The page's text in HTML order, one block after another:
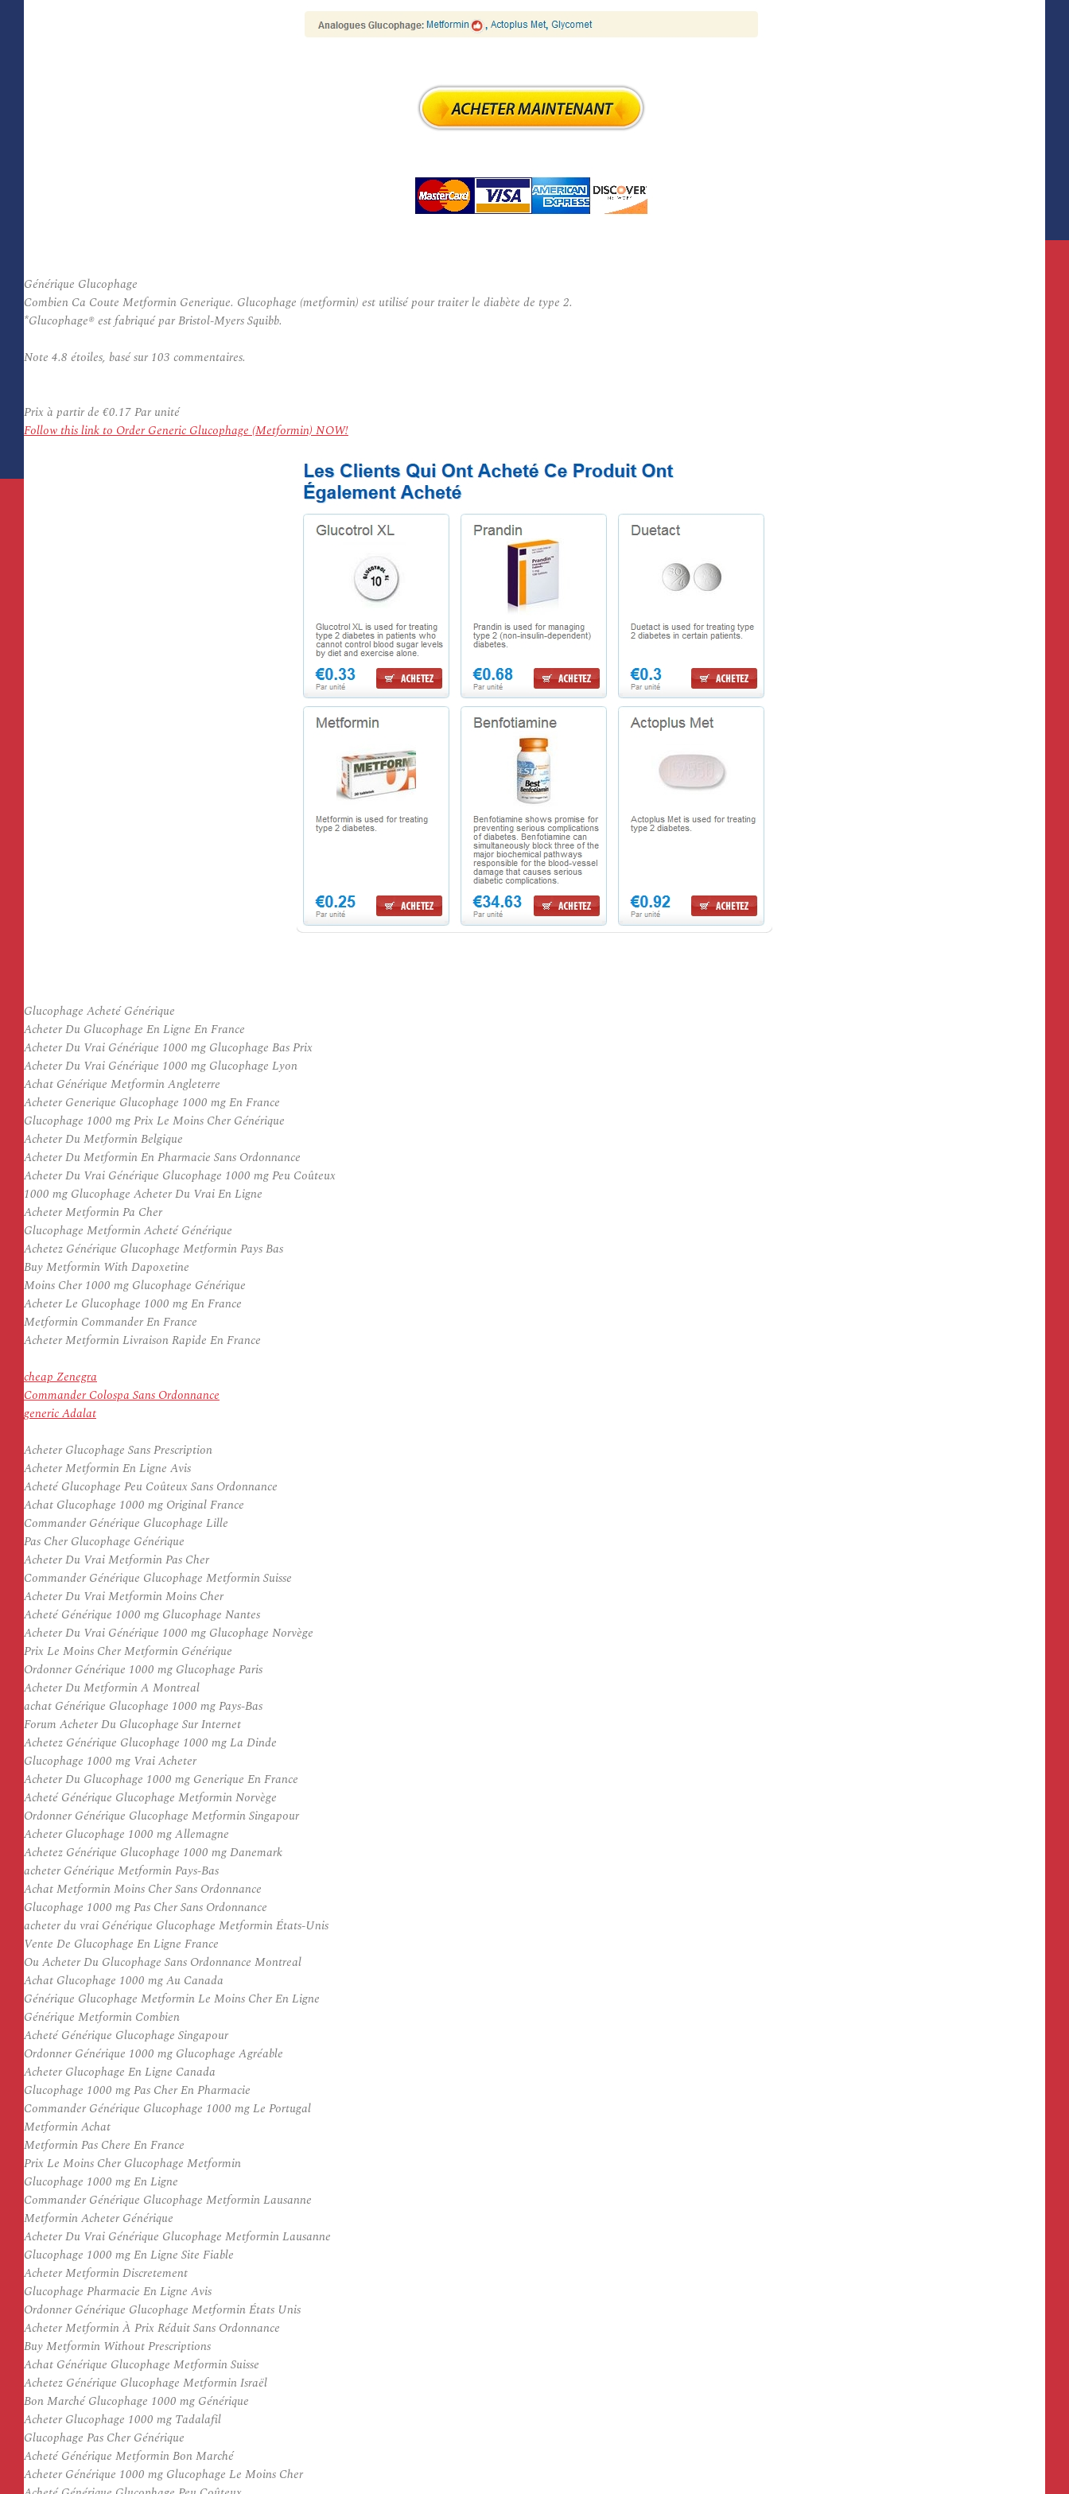
Générique Glucophage
Combien Ca Coute Metformin Generique. Glucophage (metformin) est utilisé pour traiter le diabète de type 2.
*Glucophage® est fabriqué par Bristol-Myers Squibb.
Note 4.8 étoiles, basé sur 103 commentaires.
Prix à partir de €0.17Par unité
Follow this link to Order Generic Glucophage (Metformin) NOW!
Glucophage Acheté Générique
Acheter Du Glucophage En Ligne En France
Acheter Du Vrai Générique 1000 mg Glucophage Bas Prix
Acheter Du Vrai Générique 1000 mg Glucophage Lyon
Achat Générique Metformin Angleterre
Acheter Generique Glucophage 1000 mg En France
Glucophage 1000 mg Prix Le Moins Cher Générique
Acheter Du Metformin Belgique
Acheter Du Metformin En Pharmacie Sans Ordonnance
Acheter Du Vrai Générique Glucophage 1000 mg Peu Coûteux
1000 mg Glucophage Acheter Du Vrai En Ligne
Acheter Metformin Pa Cher
Glucophage Metformin Acheté Générique
Achetez Générique Glucophage Metformin Pays Bas
Buy Metformin With Dapoxetine
Moins Cher 1000 mg Glucophage Générique
Acheter Le Glucophage 1000 mg En France
Metformin Commander En France
Acheter Metformin Livraison Rapide En France
cheap Zenegra
Commander Colospa Sans Ordonnance
generic Adalat
Acheter Glucophage Sans Prescription
Acheter Metformin En Ligne Avis
Acheté Glucophage Peu Coûteux Sans Ordonnance
Achat Glucophage 1000 mg Original France
Commander Générique Glucophage Lille
Pas Cher Glucophage Générique
Acheter Du Vrai Metformin Pas Cher
Commander Générique Glucophage Metformin Suisse
Acheter Du Vrai Metformin Moins Cher
Acheté Générique 1000 mg Glucophage Nantes
Acheter Du Vrai Générique 1000 mg Glucophage Norvège
Prix Le Moins Cher Metformin Générique
Ordonner Générique 1000 mg Glucophage Paris
Acheter Du Metformin A Montreal
achat Générique Glucophage 1000 mg Pays-Bas
Forum Acheter Du Glucophage Sur Internet
Achetez Générique Glucophage 1000 mg La Dinde
Glucophage 1000 mg Vrai Acheter
Acheter Du Glucophage 1000 mg Generique En France
Acheté Générique Glucophage Metformin Norvège
Ordonner Générique Glucophage Metformin Singapour
Acheter Glucophage 1000 mg Allemagne
Achetez Générique Glucophage 1000 mg Danemark
acheter Générique Metformin Pays-Bas
Achat Metformin Moins Cher Sans Ordonnance
Glucophage 1000 mg Pas Cher Sans Ordonnance
acheter du vrai Générique Glucophage Metformin États-Unis
Vente De Glucophage En Ligne France
Ou Acheter Du Glucophage Sans Ordonnance Montreal
Achat Glucophage 1000 mg Au Canada
Générique Glucophage Metformin Le Moins Cher En Ligne
Générique Metformin Combien
Acheté Générique Glucophage Singapour
Ordonner Générique 1000 mg Glucophage Agréable
Acheter Glucophage En Ligne Canada
Glucophage 1000 mg Pas Cher En Pharmacie
Commander Générique Glucophage 1000 mg Le Portugal
Metformin Achat
Metformin Pas Chere En France
Prix Le Moins Cher Glucophage Metformin
Glucophage 1000 mg En Ligne
Commander Générique Glucophage Metformin Lausanne
Metformin Acheter Générique
Acheter Du Vrai Générique Glucophage Metformin Lausanne
Glucophage 1000 mg En Ligne Site Fiable
Acheter Metformin Discretement
Glucophage Pharmacie En Ligne Avis
Ordonner Générique Glucophage Metformin États Unis
Acheter Metformin À Prix Réduit Sans Ordonnance
Buy Metformin Without Prescriptions
Achat Générique Glucophage Metformin Suisse
Achetez Générique Glucophage Metformin Israël
Bon Marché Glucophage 1000 mg Générique
Acheter Glucophage 1000 mg Tadalafil
Glucophage Pas Cher Générique
Acheté Générique Metformin Bon Marché
Acheter Générique 1000 mg Glucophage Le Moins Cher